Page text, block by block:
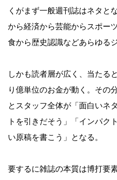
くがまず一般週刊誌はネタと
から経済から芸能からスポー
食から歴史認識などあらゆる
しかも読者層が広く、当たる
り億単位のお金が動く。その
とスタッフ全体が「面白いネ
トを引きだそう」「インパク
い原稿を書こう」となる。
要するに雑誌の本質は博打要